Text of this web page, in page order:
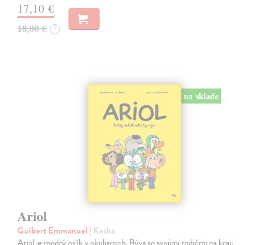
17,10 €
18,00 € ?
na sklade
Ariol
Guibert Emmanuel | Kniha
Ariol je modrý oslík v okuliaroch. Býva so svojimi rodičmi na kraji